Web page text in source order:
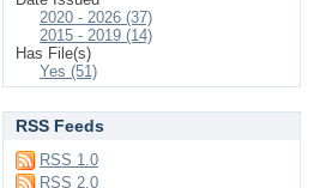
2020 - 2026 (37)
2015 - 2019 (14)
Has File(s)
Yes (51)
RSS Feeds
RSS 1.0
RSS 2.0